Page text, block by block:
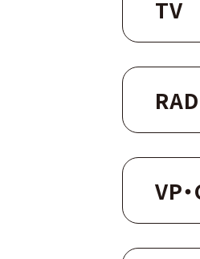
TV
VP